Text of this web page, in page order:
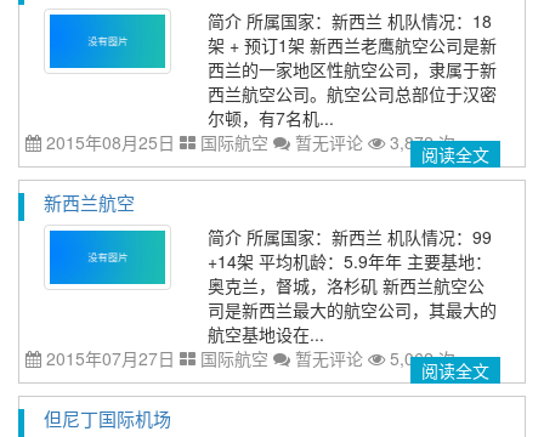
简介 所属国家：新西兰 机队情况：18
架 + 预订1架 新西兰老鹰航空公司是新
西兰的一家地区性航空公司，隶属于新
西兰航空公司。航空公司总部位于汉密
尔顿，有7名机...
2015年08月25日
国际航空 暂无评论 3,872 次阅读全文
新西兰航空
简介 所属国家：新西兰 机队情况：99
+14架 平均机龄：5.9年年 主要基地：
奥克兰，督城，洛杉矶 新西兰航空公
司是新西兰最大的航空公司，其最大的
航空基地设在...
2015年07月27日
国际航空 暂无评论 5,062 次阅读全文
但尼丁国际机场